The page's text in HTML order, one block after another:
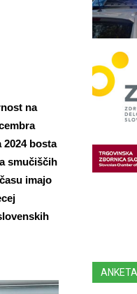
na
bosta
smučiščih
imajo
ANKETA